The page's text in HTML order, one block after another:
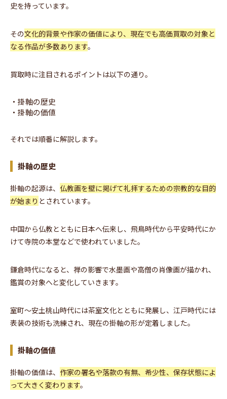
史を持っています。
その文化的背景や作家の価値により、現在でも高価買取の対象と
なる作品が多数あります。
買取時に注目されるポイントは以下の通り。
・掛軸の歴史
・掛軸の価値
それでは順番に解説します。
掛軸の歴史
掛軸の起源は、 仏教画を壁に掲げて礼拝するための宗教的な目的
が始まり とされています。
中国から仏教とともに日本へ伝来し、飛鳥時代から平安時代にか
けて寺院の本堂などで使われていました。
鎌倉時代になると、禅の影響で水墨画や高僧の肖像画が描かれ、
鑑賞の対象へと変化していきます。
室町〜安土桃山時代には茶室文化とともに発展し、江戸時代には
表装の技術も洗練され、現在の掛軸の形が定着しました。
掛軸の価値
掛軸の価値は、 作家の署名や落款の有無、希少性、保存状態によ
って大きく変わります。